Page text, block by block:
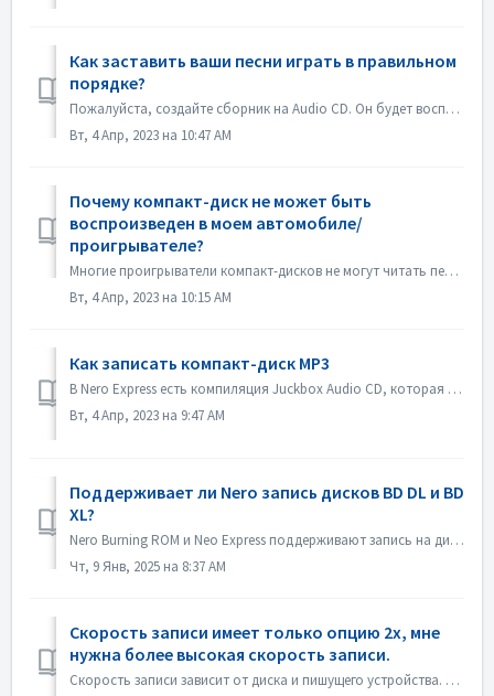
Как заставить ваши песни играть в правильном
порядке?
Пожалуйста, создайте сборник на Audio CD. Он будет воспроизводиться в том порядке, в котором вы добавили файлы. Если вы создадите другой сборник, который бу...
Вт, 4 Апр, 2023 на 10:47 AM
Почему компакт-диск не может быть
воспроизведен в моем автомобиле/
проигрывателе?
Многие проигрыватели компакт-дисков не могут читать перезаписываемые компакт-диски (CD-RW). Поэтому для записи Audio CD следует использовать обычные CD-ROM.
Вт, 4 Апр, 2023 на 10:15 AM
Как записать компакт-диск MP3
В Nero Express есть компиляция Juckbox Audio CD, которая создает CD со всеми вашими любимыми файлами MP3, WMA или Nero AAC, которые могут быть воспроизведен...
Вт, 4 Апр, 2023 на 9:47 AM
Поддерживает ли Nero запись дисков BD DL и BD
XL?
Nero Burning ROM и Neo Express поддерживают запись на диски BD DL (50 ГБ) и BD XL (100 ГБ и 128 ГБ). Nero Video поддерживает запись на диски BD DL (50 ГБ). ...
Чт, 9 Янв, 2025 на 8:37 AM
Скорость записи имеет только опцию 2x, мне
нужна более высокая скорость записи.
Скорость записи зависит от диска и пишущего устройства. Nero Burning ROM автоматически определяет устройство записи дисков и диск и указывает доступную скор...